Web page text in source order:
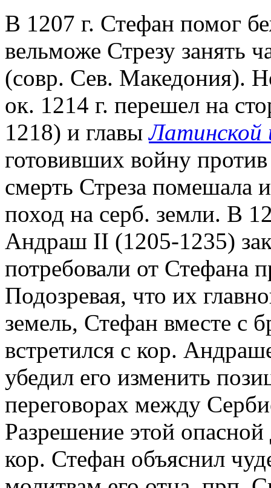
В 1207 г. Стефан помог
вельможе Стрезу занять
(совр. Сев. Македония).
ок. 1214 г. перешел на
1218) и главыЛатинской
готовивших войну
смерть Стреза помешала
поход на серб. земли. В
Андраш II (1205-1235)
потребовали от Стефана
Подозревая, что их
земель, Стефан вместе с
встретился с кор.
убедил его изменить
переговорах между
Разрешение этой
кор. Стефан объяснил